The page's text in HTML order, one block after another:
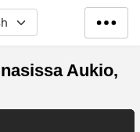
pääsisältöön
language
Aukio,